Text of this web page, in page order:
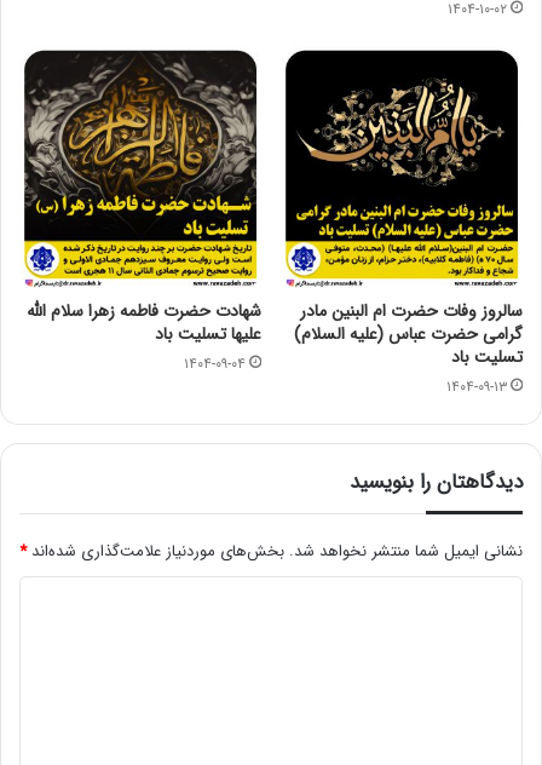
۱۴۰۴-۱۰-۰۲
سالروز وفات حضرت ام البنین مادر
گرامی حضرت عباس (علیه السلام)
تسلیت باد
۱۴۰۴-۰۹-۱۳
شهادت حضرت فاطمه زهرا سلام الله
علیها تسلیت باد
۱۴۰۴-۰۹-۰۴
دیدگاهتان را بنویسید
نشانی ایمیل شما منتشر نخواهد شد. بخش‌های موردنیاز علامت‌گذاری شده‌اند*